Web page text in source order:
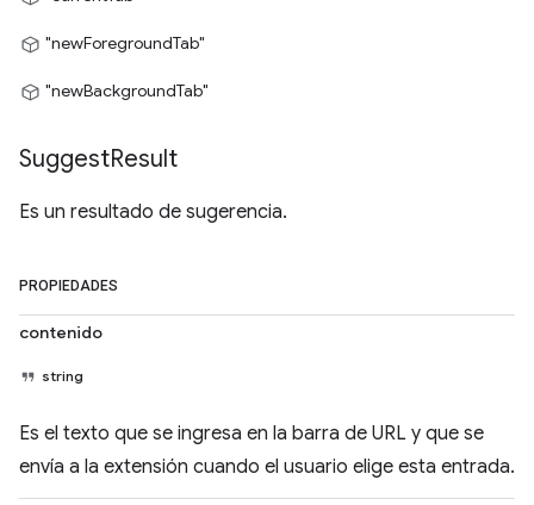
"newForegroundTab"
"newBackgroundTab"
SuggestResult
Es un resultado de sugerencia.
PROPIEDADES
contenido
string
Es el texto que se ingresa en la barra de URL y que se
envía a la extensión cuando el usuario elige esta entrada.